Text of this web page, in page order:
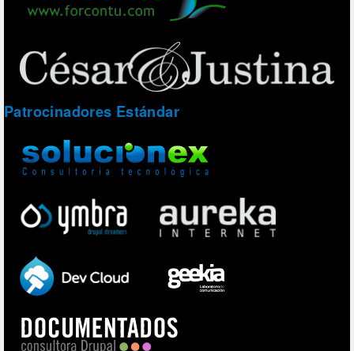
Patrocinadores Estándar